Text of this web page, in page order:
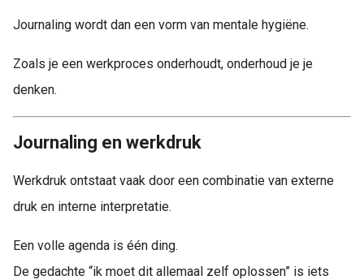
Journaling wordt dan een vorm van mentale hygiëne.
Zoals je een werkproces onderhoudt, onderhoud je je
denken.
Journaling en werkdruk
Werkdruk ontstaat vaak door een combinatie van externe
druk en interne interpretatie.
Een volle agenda is één ding.
De gedachte “ik moet dit allemaal zelf oplossen” is iets